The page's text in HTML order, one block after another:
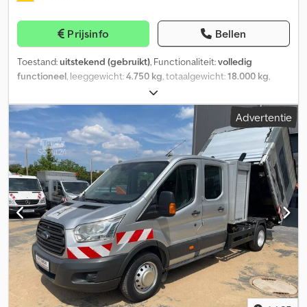
bestuurder en bijrijder Radio met Bluetooth handsfree functie
Multifunctioneel stuurwiel Trekhaak, trekvermogen 2.800 kg
gereedschapskast achter de cabine Kleine gereedschapskist
onder de laadbak Dubbel lucht achteras Gele LED zwaailamp
Crodpjzkml Sofx Ad Nof Laadvermogen 1.480 kg Leeggewicht
3.210 kg Toegestane totaalgewicht 4.690 kg Wielbasis 3.954 mm
Motor 2,2 liter – 114 kW CDI KAT Lage emissie volgens Euro 5
emissienorm Voormalig stadsvoertuig Wijzigingen, fouten en
tussentijdse verkoop voorbehouden Wij verkopen uitsluitend
volgens onze algemene voorwaarden en onder uitsluiting van
elke vorm van garantie. Wijzigingen, fouten en tussentijdse
verkoop voorbehouden. Wij zijn maandag t/m vrijdag van 9.00 tot
17.00 uur continu bereikbaar en op zaterdag op afspraak. Buiten
deze openingstijden zijn telefonische afspraken mogelijk. Wij
nemen uw huidige gebruikte machine/voertuig graag in ruil.
Verkoop aan handelaren en exporteurs wordt met voorrang
behandeld; dit geldt voor onze gehele voertuigenvoorraad. De
bovenstaande informatie is vrijblijvend, wijzigingen/fouten en
tussentijdse verkoop voorbehouden!
Prijsinfo Bellen
Toestand:uitstekend (gebruikt), Functionaliteit:volledig
functioneel, leeggewicht:4.750 kg, totaalgewicht:18.000 kg,
, eerste registratie:
2009, 3-zijdige kipper Cedpfozcc Risx Ad Nerf
Advertentie